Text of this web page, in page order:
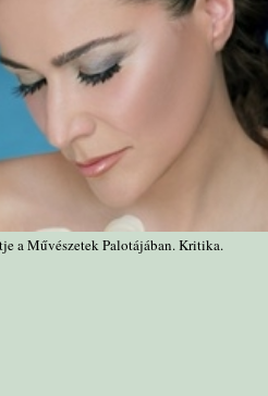
a Művészetek Palotájában. Kritika.